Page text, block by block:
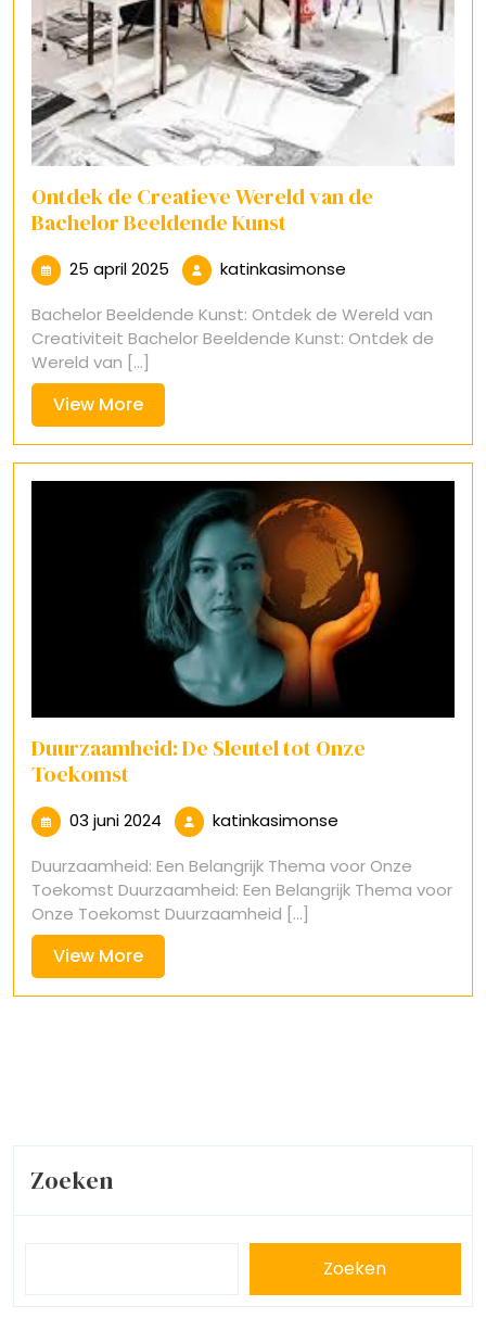
Ontdek de Creatieve Wereld van de
Bachelor Beeldende Kunst
25 april 2025 25
april
2025
katinkasimonse
Bachelor Beeldende Kunst: Ontdek de Wereld van
Creativiteit Bachelor Beeldende Kunst: Ontdek de
Wereld van [...]
View MoreView
More
Duurzaamheid: De Sleutel tot Onze
Toekomst
03 juni 2024 03
juni
2024
katinkasimonse
Duurzaamheid: Een Belangrijk Thema voor Onze
Toekomst Duurzaamheid: Een Belangrijk Thema voor
Onze Toekomst Duurzaamheid [...]
View MoreView
More
Zoeken
Zoeken